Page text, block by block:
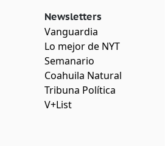
Newsletters
Vanguardia
Lo mejor de NYT
Semanario
Coahuila Natural
Tribuna Política
V+List